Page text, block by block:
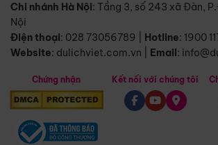
Chi nhánh Hà Nội: Tầng 3, số 243 xã Đàn,
Nội
Điện thoại: 028 73056789 Hotline: 1900
Website: dulichviet.com.vn Email:
Chứng nhận Kết nối với chúng tôi